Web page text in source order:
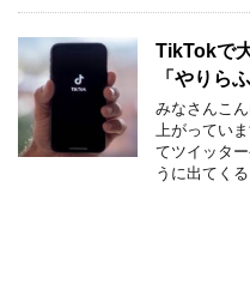
TikTokで
「やりら
みなさんこ
上がってい
てツイッタ
うに出てく